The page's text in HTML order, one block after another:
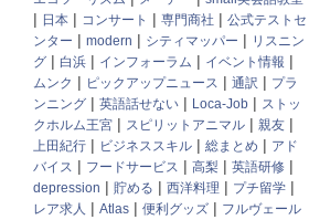
| 日本 | コンサート | 専門商社 | 公式テストセ
ンター | modern | シティマッパー | リスニン
グ | 白浜 | インフォーラム | イベント情報 |
ムンク | ピックアップニュース | 通訳 | プラ
ンニング | 英語話せない | Loca-Job | ストッ
クホルム王宮 | スピリットアニマル | 親友 |
上田紀行 | ビジネススキル | 総まとめ | アド
バイス | フードサービス | 高梨 | 英語研修 |
depression | 貯める | 西洋料理 | プチ留学 |
レア求人 | Atlas | 便利グッズ | フルヴェール